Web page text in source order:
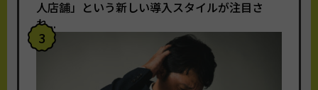
人店舗」という新しい導入スタイルが注目さ
れ...
3